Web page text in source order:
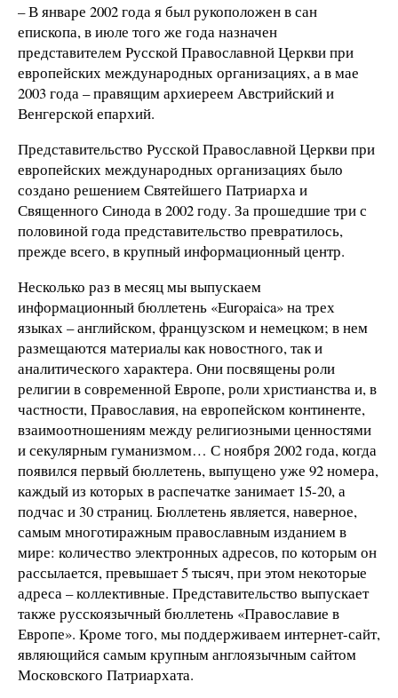
–В январе 2002 года я был рукоположен в сан
епископа, в июле того же года назначен
представителем Русской Православной Церкви при
европейских международных организациях, а в мае
2003 года – правящим архиереем Австрийский и
Венгерской епархий.
Представительство Русской Православной Церкви при
европейских международных организациях было
создано решением Святейшего Патриарха и
Священного Синода в 2002 году. За прошедшие три с
половиной года представительство превратилось,
прежде всего, в крупный информационный центр.
Несколько раз в месяц мы выпускаем
информационный бюллетень «Europaica» на трех
языках – английском, французском и немецком; в нем
размещаются материалы как новостного, так и
аналитического характера. Они посвящены роли
религии в современной Европе, роли христианства и, в
частности, Православия, на европейском континенте,
взаимоотношениям между религиозными ценностями
и секулярным гуманизмом… С ноября 2002 года, когда
появился первый бюллетень, выпущено уже 92 номера,
каждый из которых в распечатке занимает 15-20, а
подчас и 30 страниц. Бюллетень является, наверное,
самым многотиражным православным изданием в
мире: количество электронных адресов, по которым он
рассылается, превышает 5 тысяч, при этом некоторые
адреса – коллективные. Представительство выпускает
также русскоязычный бюллетень «Православие в
Европе». Кроме того, мы поддерживаем интернет-сайт,
являющийся самым крупным англоязычным сайтом
Московского Патриархата.